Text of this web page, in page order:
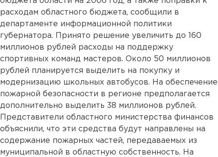
расходам областного бюджета, сообщили в
департаменте информационной политики
губернатора. Принято решение увеличить до 160
миллионов рублей расходы на поддержку
спортивных команд мастеров. Около 50 миллионов
рублей планируется выделить на покупку и
модернизацию школьных автобусов. На обеспечение
пожарной безопасности в регионе предполагается
дополнительно выделить 38 миллионов рублей.
Представители областного министерства финансов
объяснили, что эти средства будут направлены на
содержание пожарных частей, передаваемых из
муниципальной в областную собственность. На